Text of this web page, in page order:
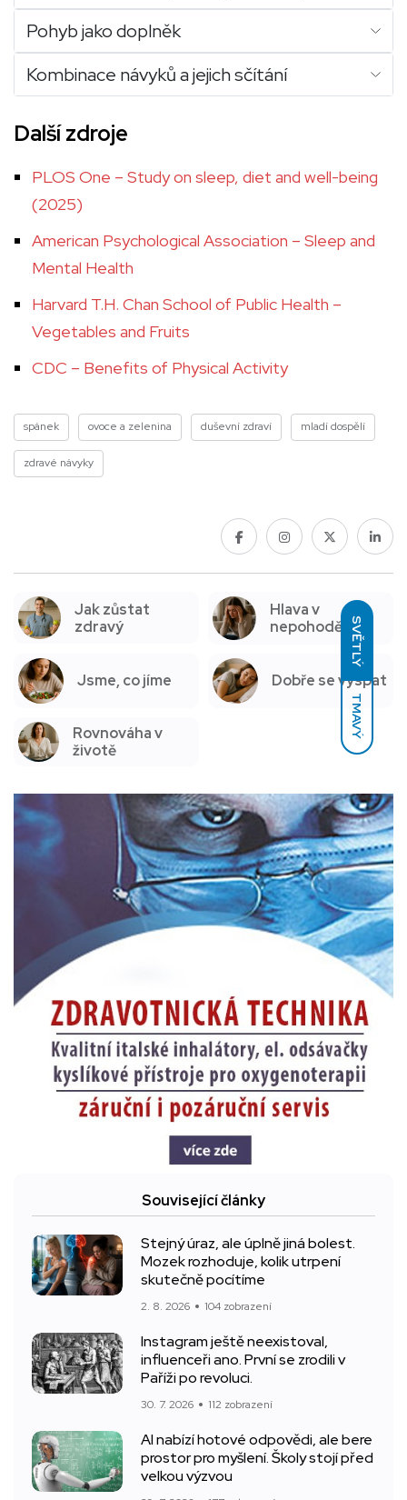
SVĚTLÝ
TMAVÝ
Pohyb jako doplněk
Kombinace návyků a jejich sčítání
Další zdroje
PLOS One – Study on sleep, diet and well-being
(2025)
American Psychological Association – Sleep and
Mental Health
Harvard T.H. Chan School of Public Health –
Vegetables and Fruits
CDC – Benefits of Physical Activity
spánek ovoce a zelenina duševní zdraví mladí dospělí
zdravé návyky
Jak zůstat
zdravý
Hlava v
nepohodě
Jsme, co jíme Dobře se vyspat
Rovnováha v
životě
Související články
Stejný úraz, ale úplně jiná bolest.
Mozek rozhoduje, kolik utrpení
skutečně pocítíme
2. 8. 2026 104 zobrazení
Instagram ještě neexistoval,
influenceři ano. První se zrodili v
Paříži po revoluci.
30. 7. 2026 112 zobrazení
AI nabízí hotové odpovědi, ale bere
prostor pro myšlení. Školy stojí před
velkou výzvou